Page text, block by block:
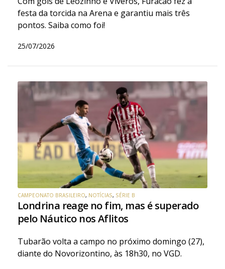
festa da torcida na Arena e garantiu mais três
pontos. Saiba como foi!
25/07/2026
CAMPEONATO BRASILEIRO, NOTÍCIAS, SÉRIE B
Londrina reage no fim, mas é superado
pelo Náutico nos Aflitos
Tubarão volta a campo no próximo domingo (27),
diante do Novorizontino, às 18h30, no VGD.